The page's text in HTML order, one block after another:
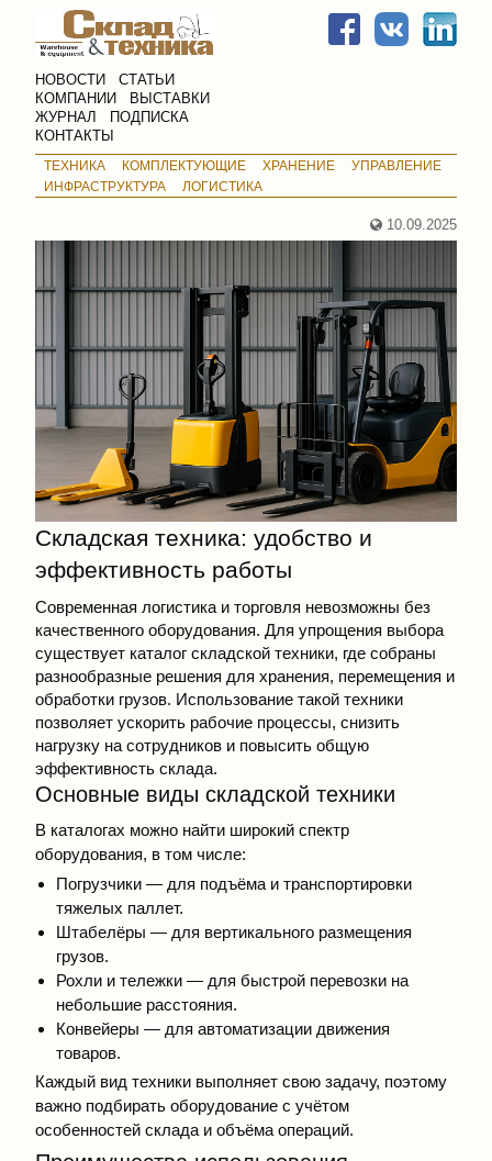
НОВОСТИ
СТАТЬИ
КОМПАНИИ
ВЫСТАВКИ
ЖУРНАЛ
ПОДПИСКА
КОНТАКТЫ
ТЕХНИКА КОМПЛЕКТУЮЩИЕ ХРАНЕНИЕ
УПРАВЛЕНИЕ
ИНФРАСТРУКТУРА
ЛОГИСТИКА
10.09.2025
Складская техника: удобство и
эффективность работы
Современная логистика и торговля невозможны без
качественного оборудования. Для упрощения выбора
существует каталог складской техники, где собраны
разнообразные решения для хранения, перемещения и
обработки грузов. Использование такой техники
позволяет ускорить рабочие процессы, снизить
нагрузку на сотрудников и повысить общую
эффективность склада.
Основные виды складской техники
В каталогах можно найти широкий спектр
оборудования, в том числе:
Погрузчики — для подъёма и транспортировки
тяжелых паллет.
Штабелёры — для вертикального размещения
грузов.
Рохли и тележки — для быстрой перевозки на
небольшие расстояния.
Конвейеры — для автоматизации движения
товаров.
Каждый вид техники выполняет свою задачу, поэтому
важно подбирать оборудование с учётом
особенностей склада и объёма операций.